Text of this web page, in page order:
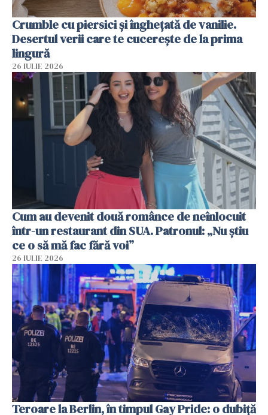
Crumble cu piersici și înghețată de vanilie.
Desertul verii care te cucerește de la prima
lingură
26 IULIE 2026
Cum au devenit două românce de neînlocuit
într-un restaurant din SUA. Patronul: „Nu știu
ce o să mă fac fără voi”
26 IULIE 2026
Teroare la Berlin, în timpul Gay Pride: o dubiță